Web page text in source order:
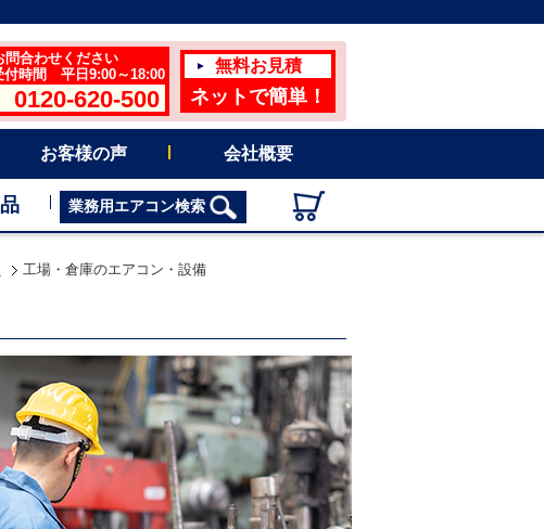
問合わせください
付時間 平日9:00～18:00
0120-620-500
無料お見積
ネットで簡単！
お客様の声 会社概要
業務用エアコン検索
工場・倉庫のエアコン・設備